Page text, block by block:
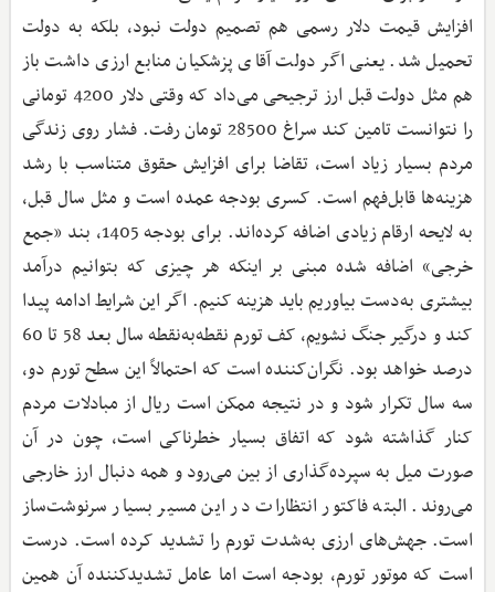
افزایش قیمت دلار رسمی هم تصمیم دولت نبود، بلکه به دولت
تحمیل شد. یعنی اگر دولت آقای پزشکیان منابع ارزی داشت باز
هم مثل دولت قبل ارز ترجیحی می‌داد که وقتی دلار 4200 تومانی
را نتوانست تامین کند سراغ 28500 تومان رفت. فشار روی زندگی
مردم بسیار زیاد است، تقاضا برای افزایش حقوق متناسب با رشد
هزینه‌ها قابل‌فهم است. کسری بودجه عمده است و مثل سال قبل،‌
به لایحه ارقام زیادی اضافه کرده‌اند. برای بودجه 1405، بند «جمع
خرجی» اضافه شده مبنی بر اینکه هر چیزی که بتوانیم درآمد
بیشتری به‌دست بیاوریم باید هزینه کنیم. اگر این شرایط ادامه پیدا
کند و درگیر جنگ نشویم، کف تورم نقطه‌به‌نقطه سال بعد 58 تا 60
درصد خواهد بود. نگران‌کننده است که احتمالاً این سطح تورم دو،
سه سال تکرار شود و در نتیجه ممکن است ریال از مبادلات مردم
کنار گذاشته شود که اتفاق بسیار خطرناکی است، چون در آن
صورت میل به سپرده‌گذاری از بین می‌رود و همه دنبال ارز خارجی
می‌روند. البته فاکتور انتظارات در این مسیر بسیار سرنوشت‌ساز
است. جهش‌های ارزی به‌شدت تورم را تشدید کرده است. درست
است که موتور تورم، بودجه است اما عامل تشدیدکننده آن همین